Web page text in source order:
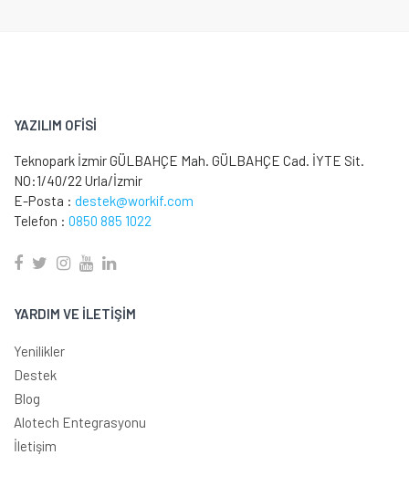
YAZILIM OFİSİ
Teknopark İzmir GÜLBAHÇE Mah. GÜLBAHÇE Cad. İYTE Sit.
NO:1/40/22 Urla/İzmir
E-Posta : destek@workif.com
Telefon : 0850 885 1022
YARDIM VE İLETİŞİM
Yenilikler
Destek
Blog
Alotech Entegrasyonu
İletişim